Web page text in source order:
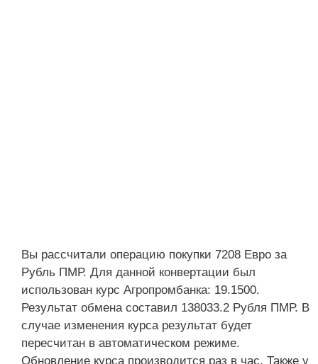
Вы рассчитали операцию покупки 7208 Евро за
Рубль ПМР. Для данной конвертации был
использован курс Агропромбанка: 19.1500.
Результат обмена составил 138033.2 Рубля ПМР. В
случае изменения курса результат будет
пересчитан в автоматическом режиме.
Обновление курса производится раз в час. Также у